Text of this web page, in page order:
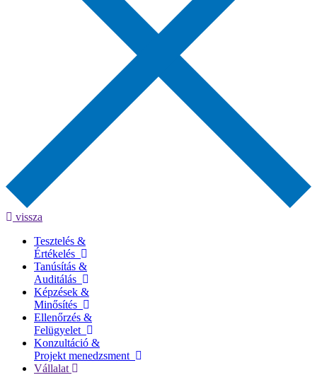
vissza
Tesztelés &
Értékelés
Tanúsítás &
Auditálás
Képzések &
Minősítés
Ellenőrzés &
Felügyelet
Konzultáció &
Projekt menedzsment
Vállalat